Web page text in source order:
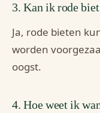
3. Kan ik rode
Ja, rode bieten
worden
oogst.
4. Hoe weet ik